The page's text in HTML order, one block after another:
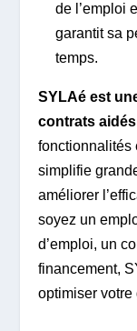
de l’emploi
garantit sa
temps.
SYLAé est
contrats aidés
fonctionnalités
simplifie
améliorer
soyez un
d’emploi, un
financement,
optimiser votre